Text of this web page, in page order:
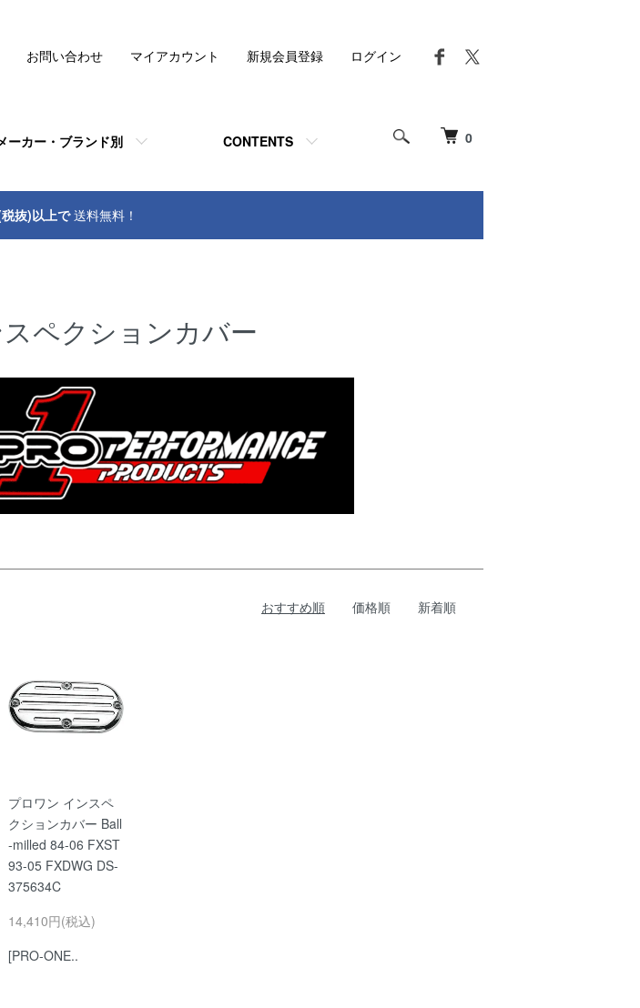
0
ーカー・ブランド別 CONTENTS
お問い合わせ マイアカウント 新規会員登録 ログイン
抜)以上で送料無料！
ペクションカバー
おすすめ順 価格順 新着順
プロワン インスペ
クションカバー Ball
-milled 84-06 FXST
93-05 FXDWG DS-
375634C
14,410円(税込)
[PRO-ONE..